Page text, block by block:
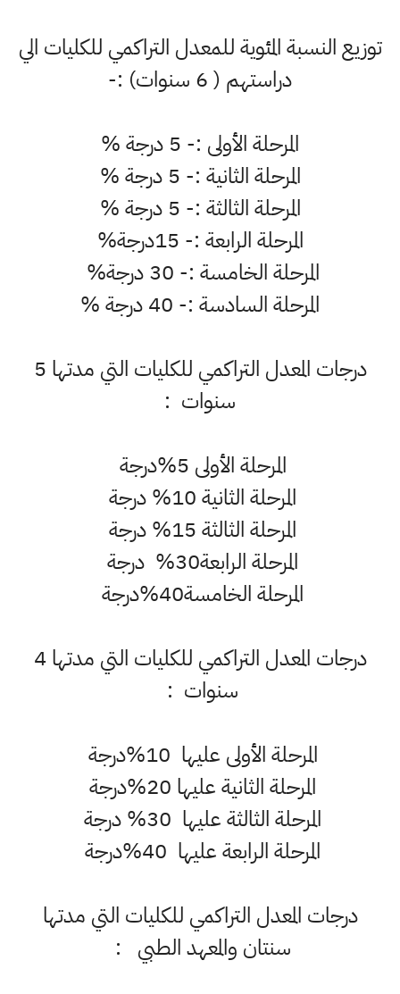
توزيع النسبة المئوية للمعدل التراكمي للكليات الي
دراستهم ( 6 سنوات) :-
المرحلة الأولى :- 5 درجة %
المرحلة الثانية :- 5 درجة %
المرحلة الثالثة :- 5 درجة %
المرحلة الرابعة :- 15درجة%
المرحلة الخامسة :- 30 درجة%
المرحلة السادسة :- 40 درجة %
درجات المعدل التراكمي للكليات التي مدتها 5
سنوات :
المرحلة الأولى 5%درجة
المرحلة الثانية 10% درجة
المرحلة الثالثة 15% درجة
المرحلة الرابعة30% درجة
المرحلة الخامسة40%درجة
درجات المعدل التراكمي للكليات التي مدتها 4
سنوات :
المرحلة الأولى عليها 10%درجة
المرحلة الثانية عليها 20%درجة
المرحلة الثالثة عليها 30% درجة
المرحلة الرابعة عليها 40%درجة
درجات المعدل التراكمي للكليات التي مدتها
سنتان والمعهد الطبي :